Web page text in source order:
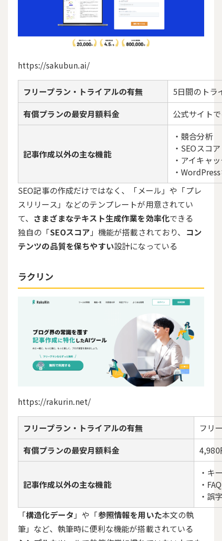
https://sakubun.ai/
フリープラン・トライアルの有無
5日間のトラ
有償プランの最安月額料金
公式サイト
記事作成以外の主な機能
・競合分析
・SEOスコア
・アイキャ
・
SEO記事の作成だけではなく、「メール」や「プレ
スリリース」などのテンプレートが用意されてい
て、 さまざまなテキスト生成作業を効率化できる
独自の「SEOスコア 」機能が搭載されており、 コン
テンツの品質を保ちやすい設計になっている
ラクリン
https://rakurin.net/
フリープラン・トライアルの有無
フリ
有償プランの最安月額料金
4,980
記事作成以外の主な機能
・キ
・
・誤
「構造化データ 」や「参照情報を用いた本文の執
筆」など、執筆時に便利な機能が搭載されている